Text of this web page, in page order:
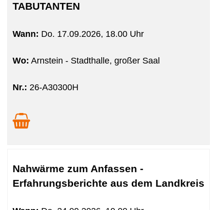
TABUTANTEN
Wann: Do. 17.09.2026, 18.00 Uhr
Wo: Arnstein - Stadthalle, großer Saal
Nr.: 26-A30300H
Nahwärme zum Anfassen -
Erfahrungsberichte aus dem Landkreis